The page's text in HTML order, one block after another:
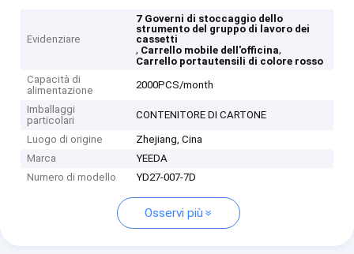
Evidenziare
7 Governi di stoccaggio dello
strumento del gruppo di lavoro dei
cassetti
, Carrello mobile dell'officina,
Carrello portautensili di colore rosso
Capacità di
alimentazione
2000PCS/month
Imballaggi
particolari
CONTENITORE DI CARTONE
Luogo di origine
Zhejiang, Cina
Marca
YEEDA
Numero di modello
YD27-007-7D
Osservi più